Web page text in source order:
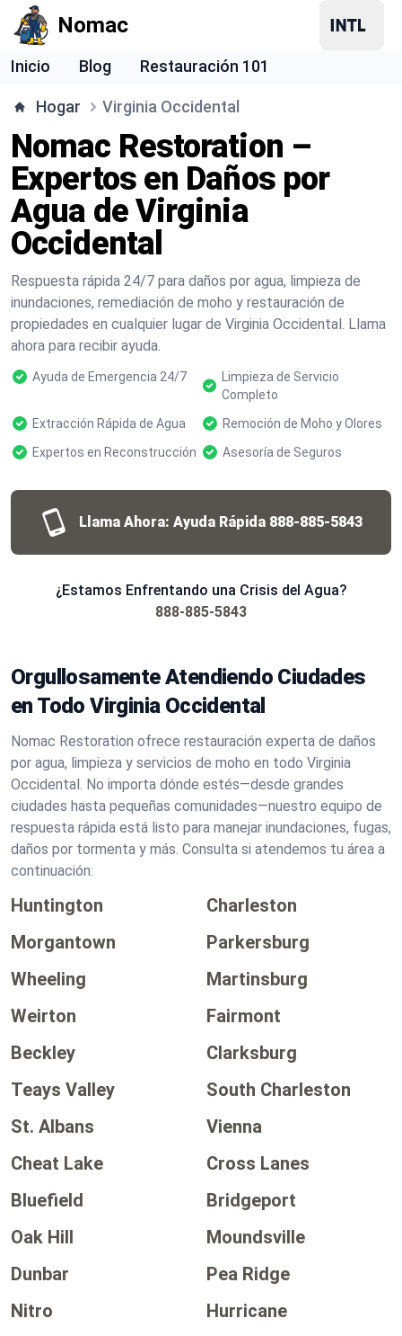
Nomac
Inicio Blog Restauración 101
Hogar Virginia Occidental
Nomac Restoration –
Expertos en Daños por
Agua de Virginia
Occidental
Respuesta rápida 24/7 para daños por agua, limpieza de
inundaciones, remediación de moho y restauración de
propiedades en cualquier lugar de Virginia Occidental. Llama
ahora para recibir ayuda.
Ayuda de Emergencia 24/7
Limpieza de Servicio
Completo
Extracción Rápida de Agua
Remoción de Moho y Olores
Expertos en Reconstrucción
Asesoría de Seguros
Llama Ahora: Ayuda Rápida 888-885-5843
¿Estamos Enfrentando una Crisis del Agua?
888-885-5843
Orgullosamente Atendiendo Ciudades
en Todo Virginia Occidental
Nomac Restoration ofrece restauración experta de daños
por agua, limpieza y servicios de moho en todo Virginia
Occidental. No importa dónde estés—desde grandes
ciudades hasta pequeñas comunidades—nuestro equipo de
respuesta rápida está listo para manejar inundaciones, fugas,
daños por tormenta y más. Consulta si atendemos tu área a
continuación:
Huntington
Charleston
Morgantown
Parkersburg
Wheeling
Martinsburg
Weirton
Fairmont
Beckley
Clarksburg
Teays Valley
South Charleston
St. Albans
Vienna
Cheat Lake
Cross Lanes
Bluefield
Bridgeport
Oak Hill
Moundsville
Dunbar
Pea Ridge
Nitro
Hurricane